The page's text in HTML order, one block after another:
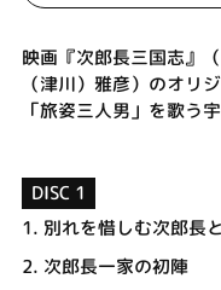
映画『次郎長三国志』
（津川）雅彦）のオリ
「旅姿三人男」を歌う
DISC 1
1. 別れを惜しむ次郎長
2. 次郎長一家の初陣